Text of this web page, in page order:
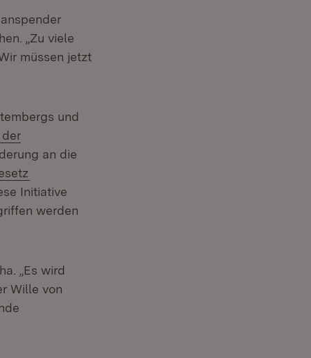
„Zu viele
müssen jetzt
und
an die
Initiative
werden
„Es wird
Wille von